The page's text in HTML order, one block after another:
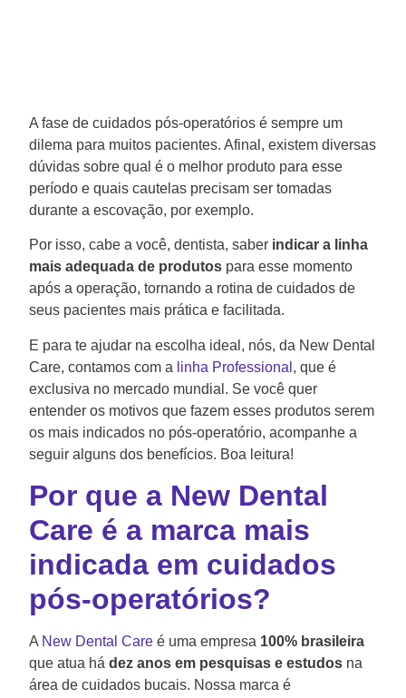
A fase de cuidados pós-operatórios é sempre um
dilema para muitos pacientes. Afinal, existem diversas
dúvidas sobre qual é o melhor produto para esse
período e quais cautelas precisam ser tomadas
durante a escovação, por exemplo.
Por isso, cabe a você, dentista, saber indicar a linha
mais adequada de produtos para esse momento
após a operação, tornando a rotina de cuidados de
seus pacientes mais prática e facilitada.
E para te ajudar na escolha ideal, nós, da New Dental
Care, contamos com a linha Professional , que é
exclusiva no mercado mundial. Se você quer
entender os motivos que fazem esses produtos serem
os mais indicados no pós-operatório, acompanhe a
seguir alguns dos benefícios. Boa leitura!
Por que a New Dental
Care é a marca mais
indicada em cuidados
pós-operatórios?
A New Dental Care é uma empresa 100% brasileira
que atua há dez anos em pesquisas e estudos na
área de cuidados bucais. Nossa marca é